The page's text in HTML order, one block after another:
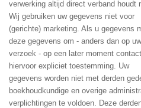
verwerking altijd direct verband houdt
Wij gebruiken uw gegevens niet voor
(gerichte) marketing. Als u gegevens
deze gegevens om - anders dan op uw
verzoek - op een later moment
hiervoor expliciet toestemming. Uw
gegevens worden niet met derden
boekhoudkundige en overige
verplichtingen te voldoen. Deze